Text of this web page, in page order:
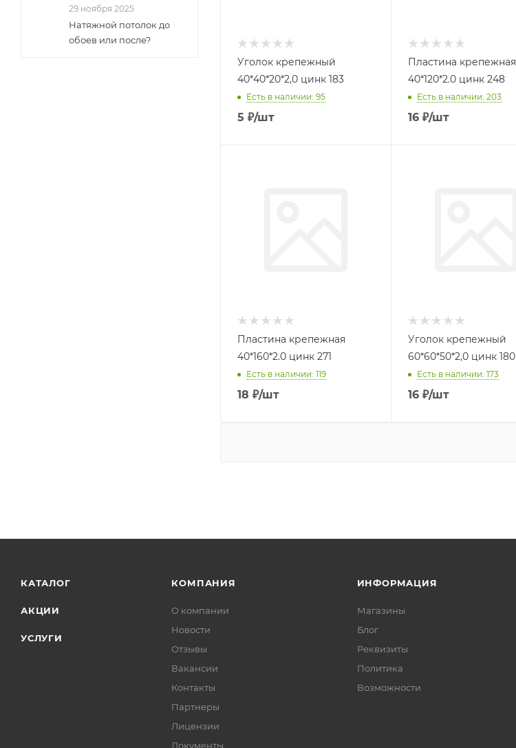
Уголок крепежный
40*40*20*2,0 цинк 183
Есть в наличии: 95
5 ₽/шт
Пластина крепежная
40*120*2.0 цинк 248
Есть в наличии: 203
16 ₽/шт
Пластина крепежная
40*160*2.0 цинк 271
Есть в наличии: 119
18 ₽/шт
Уголок крепежный
60*60*50*2,0 цинк 180
Есть в наличии: 173
16 ₽/шт
29 ноября 2025
Натяжной потолок до
обоев или после?
КАТАЛОГ
АКЦИИ
УСЛУГИ
КОМПАНИЯ
О компании
Новости
Отзывы
Вакансии
Контакты
Партнеры
Лицензии
Документы
ИНФОРМАЦИЯ
Магазины
Блог
Реквизиты
Политика
Возможности